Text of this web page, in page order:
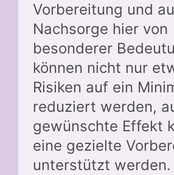
Vorbereitung und
Nachsorge hier von
besonderer
können nicht nur
Risiken auf ein
reduziert werden,
gewünschte Effekt
eine gezielte
unterstützt werden.